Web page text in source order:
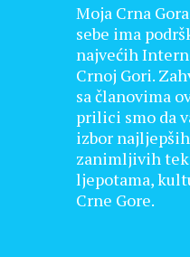
Moja Crna
sebe ima
najvećih
Crnoj Gori.
sa članovima
prilici smo da
izbor
zanimljivih
ljepotama,
Crne Gore.